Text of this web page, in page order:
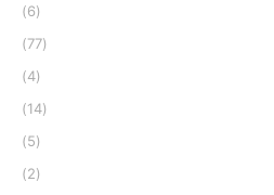
(6)
(77)
(4)
(14)
(5)
(2)